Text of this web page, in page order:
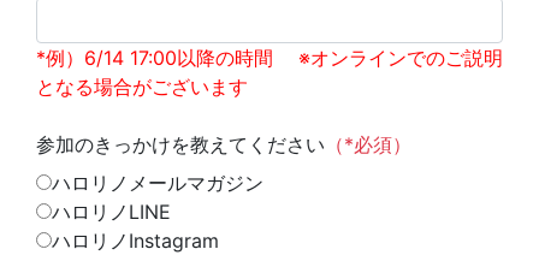
*例）6/14 17:00以降の時間 ※オンラインでのご説明
となる場合がございます
参加のきっかけを教えてください （*必須）
ハロリノメールマガジン
ハロリノLINE
ハロリノInstagram